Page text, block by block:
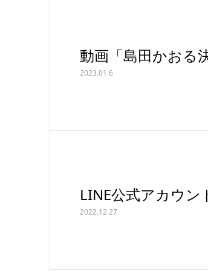
動画「島田かおる
2023.01.6
LINE公式アカウン
2022.12.27